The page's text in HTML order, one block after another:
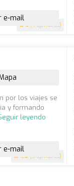
5 (4 opiniones)
e-mail
4.8 (5 opiniones)
por los viajes se
y formando
leyendo
e-mail